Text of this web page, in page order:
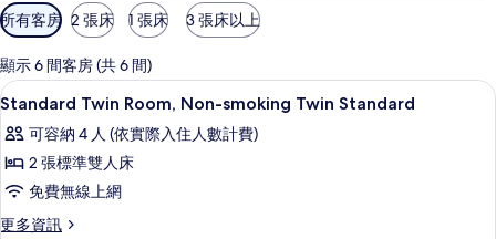
可
用
的
客
房
篩
選
條
所有客房 2 張床 1 張床 3 張床以上
顯示 6 間客房 (共 6 間)
顯
示
Standard
Twin
Room,
Non-
客房內保險箱、書桌、遮光布/窗簾、
9
Standard Twin Room, Non-smoking Twin Standard
可容納 4 人 (依實際入住人數計費)
2 張標準雙人床
免費無線上網
更多資訊
更